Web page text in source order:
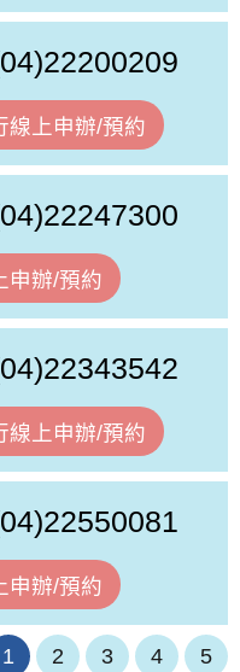
線上申辦/預約
申辦/預約
線上申辦/預約
申辦/預約
1 2 3 4 5